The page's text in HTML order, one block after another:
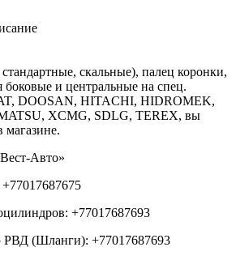
скальные), палец коронки,
боковые и центральные на спец.
DOOSAN, HITACHI, HIDROMEK,
XCMG, SDLG, TEREX, вы
магазине.
Авто»
+77017687693
РВД (Шланги): +77017687693